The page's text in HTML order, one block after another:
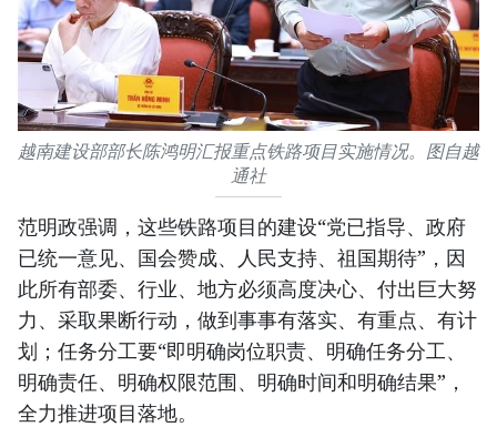
越南建设部部长陈鸿明汇报重点铁路项目实施情况。图自越
通社
范明政强调，这些铁路项目的建设“党已指导、政府
已统一意见、国会赞成、人民支持、祖国期待”，因
此所有部委、行业、地方必须高度决心、付出巨大努
力、采取果断行动，做到事事有落实、有重点、有计
划；任务分工要“即明确岗位职责、明确任务分工、
明确责任、明确权限范围、明确时间和明确结果”，
全力推进项目落地。